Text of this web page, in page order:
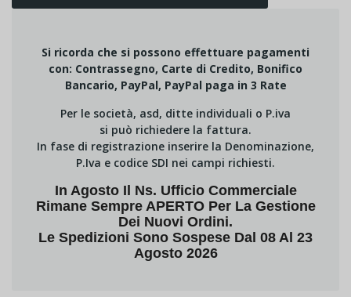
Si ricorda che si possono effettuare pagamenti
con: Contrassegno, Carte di Credito, Bonifico
Bancario, PayPal, PayPal paga in 3 Rate
Per le società, asd, ditte individuali o P.iva
si può richiedere la fattura.
In fase di registrazione inserire la Denominazione,
P.Iva e codice SDI nei campi richiesti.
In Agosto Il Ns. Ufficio Commerciale
Rimane Sempre APERTO Per La Gestione
Dei Nuovi Ordini.
Le Spedizioni Sono Sospese Dal 08 Al 23
Agosto 2026